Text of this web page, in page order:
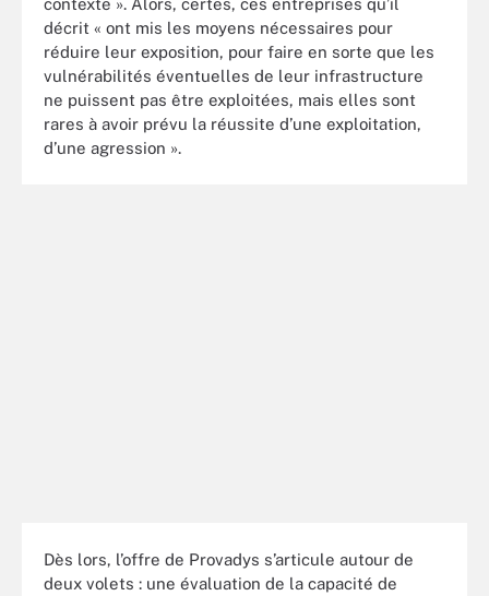
décrit « ont mis les moyens nécessaires pour
réduire leur exposition, pour faire en sorte que les
vulnérabilités éventuelles de leur infrastructure
ne puissent pas être exploitées, mais elles sont
rares à avoir prévu la réussite d’une exploitation,
d’une agression ».
Dès lors, l’offre de Provadys s’articule autour de
deux volets : une évaluation de la capacité de